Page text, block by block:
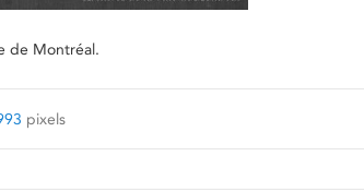
de Montréal.
pixels